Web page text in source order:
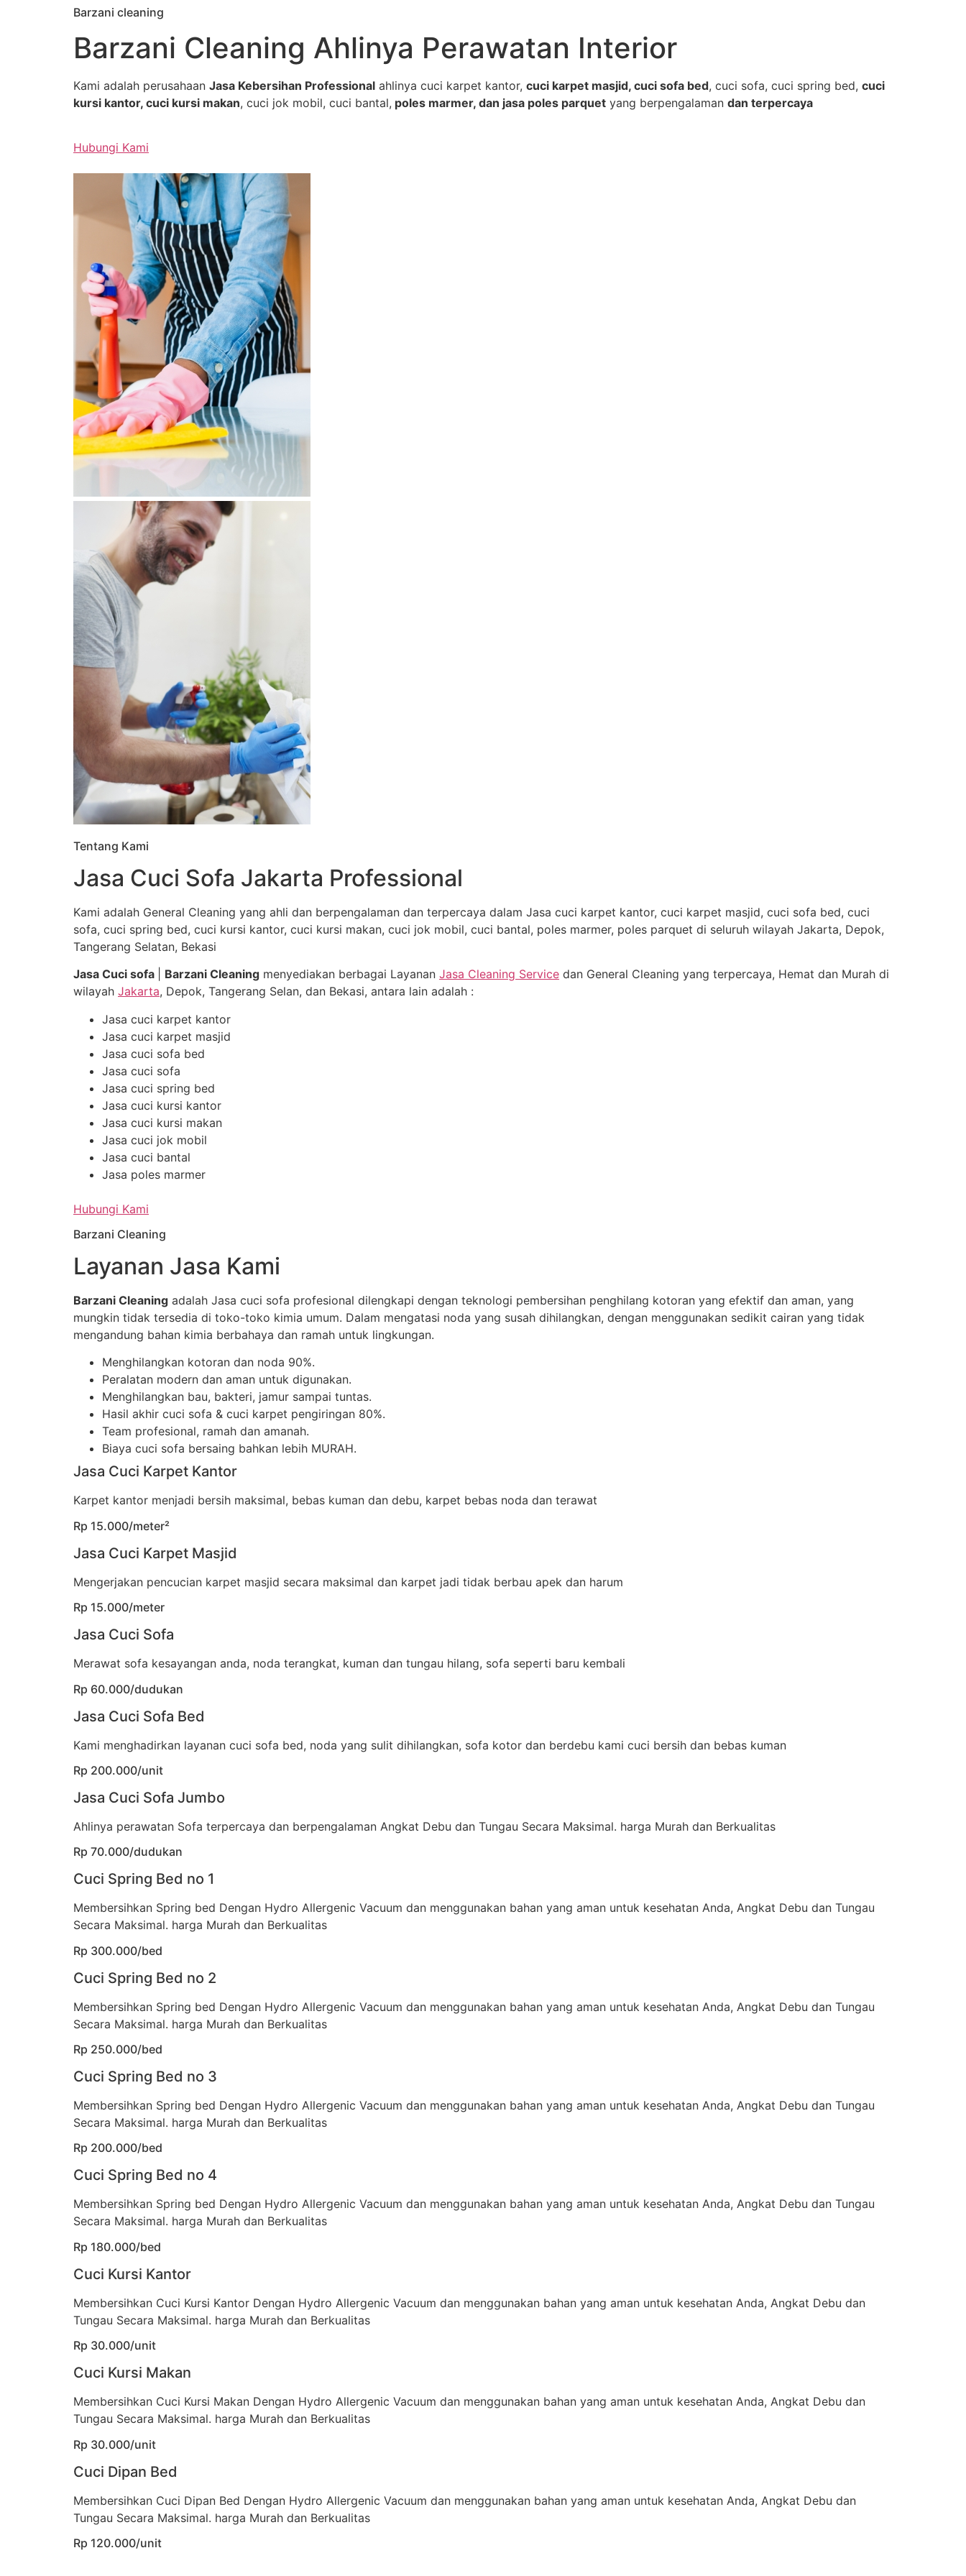
Barzani cleaning
Barzani Cleaning Ahlinya Perawatan Interior
Kami adalah perusahaan Jasa Kebersihan Professional ahlinya cuci karpet kantor, cuci karpet masjid, cuci sofa bed, cuci sofa, cuci spring bed, cuci
kursi kantor, cuci kursi makan, cuci jok mobil, cuci bantal, poles marmer, dan jasa poles parquet yang berpengalaman dan terpercaya
Hubungi Kami
Tentang Kami
Jasa Cuci Sofa Jakarta Professional
Kami adalah General Cleaning yang ahli dan berpengalaman dan terpercaya dalam Jasa cuci karpet kantor, cuci karpet masjid, cuci sofa bed, cuci
sofa, cuci spring bed, cuci kursi kantor, cuci kursi makan, cuci jok mobil, cuci bantal, poles marmer, poles parquet di seluruh wilayah Jakarta, Depok,
Tangerang Selatan, Bekasi
Jasa Cuci sofa
Barzani Cleaning menyediakan berbagai Layanan Jasa Cleaning Service dan General Cleaning yang terpercaya, Hemat dan Murah di
wilayah Jakarta, Depok, Tangerang Selan, dan Bekasi, antara lain adalah :
Jasa cuci karpet kantor
Jasa cuci karpet masjid
Jasa cuci sofa bed
Jasa cuci sofa
Jasa cuci spring bed
Jasa cuci kursi kantor
Jasa cuci kursi makan
Jasa cuci jok mobil
Jasa cuci bantal
Jasa poles marmer
Hubungi Kami
Barzani Cleaning
Layanan Jasa Kami
Barzani Cleaning adalah Jasa cuci sofa profesional dilengkapi dengan teknologi pembersihan penghilang kotoran yang efektif dan aman, yang
mungkin tidak tersedia di toko-toko kimia umum. Dalam mengatasi noda yang susah dihilangkan, dengan menggunakan sedikit cairan yang tidak
mengandung bahan kimia berbahaya dan ramah untuk lingkungan.
Menghilangkan kotoran dan noda 90%.
Peralatan modern dan aman untuk digunakan.
Menghilangkan bau, bakteri, jamur sampai tuntas.
Hasil akhir cuci sofa & cuci karpet pengiringan 80%.
Team profesional, ramah dan amanah.
Biaya cuci sofa bersaing bahkan lebih MURAH.
Jasa Cuci Karpet Kantor
Karpet kantor menjadi bersih maksimal, bebas kuman dan debu, karpet bebas noda dan terawat
Rp 15.000/meter²
Jasa Cuci Karpet Masjid
Mengerjakan pencucian karpet masjid secara maksimal dan karpet jadi tidak berbau apek dan harum
Rp 15.000/meter
Jasa Cuci Sofa
Merawat sofa kesayangan anda, noda terangkat, kuman dan tungau hilang, sofa seperti baru kembali
Rp 60.000/dudukan
Jasa Cuci Sofa Bed
Kami menghadirkan layanan cuci sofa bed, noda yang sulit dihilangkan, sofa kotor dan berdebu kami cuci bersih dan bebas kuman
Rp 200.000/unit
Jasa Cuci Sofa Jumbo
Ahlinya perawatan Sofa terpercaya dan berpengalaman Angkat Debu dan Tungau Secara Maksimal. harga Murah dan Berkualitas
Rp 70.000/dudukan
Cuci Spring Bed no 1
Membersihkan Spring bed Dengan Hydro Allergenic Vacuum dan menggunakan bahan yang aman untuk kesehatan Anda, Angkat Debu dan Tungau
Secara Maksimal. harga Murah dan Berkualitas
Rp 300.000/bed
Cuci Spring Bed no 2
Membersihkan Spring bed Dengan Hydro Allergenic Vacuum dan menggunakan bahan yang aman untuk kesehatan Anda, Angkat Debu dan Tungau
Secara Maksimal. harga Murah dan Berkualitas
Rp 250.000/bed
Cuci Spring Bed no 3
Membersihkan Spring bed Dengan Hydro Allergenic Vacuum dan menggunakan bahan yang aman untuk kesehatan Anda, Angkat Debu dan Tungau
Secara Maksimal. harga Murah dan Berkualitas
Rp 200.000/bed
Cuci Spring Bed no 4
Membersihkan Spring bed Dengan Hydro Allergenic Vacuum dan menggunakan bahan yang aman untuk kesehatan Anda, Angkat Debu dan Tungau
Secara Maksimal. harga Murah dan Berkualitas
Rp 180.000/bed
Cuci Kursi Kantor
Membersihkan Cuci Kursi Kantor Dengan Hydro Allergenic Vacuum dan menggunakan bahan yang aman untuk kesehatan Anda, Angkat Debu dan
Tungau Secara Maksimal. harga Murah dan Berkualitas
Rp 30.000/unit
Cuci Kursi Makan
Membersihkan Cuci Kursi Makan Dengan Hydro Allergenic Vacuum dan menggunakan bahan yang aman untuk kesehatan Anda, Angkat Debu dan
Tungau Secara Maksimal. harga Murah dan Berkualitas
Rp 30.000/unit
Cuci Dipan Bed
Membersihkan Cuci Dipan Bed Dengan Hydro Allergenic Vacuum dan menggunakan bahan yang aman untuk kesehatan Anda, Angkat Debu dan
Tungau Secara Maksimal. harga Murah dan Berkualitas
Rp 120.000/unit